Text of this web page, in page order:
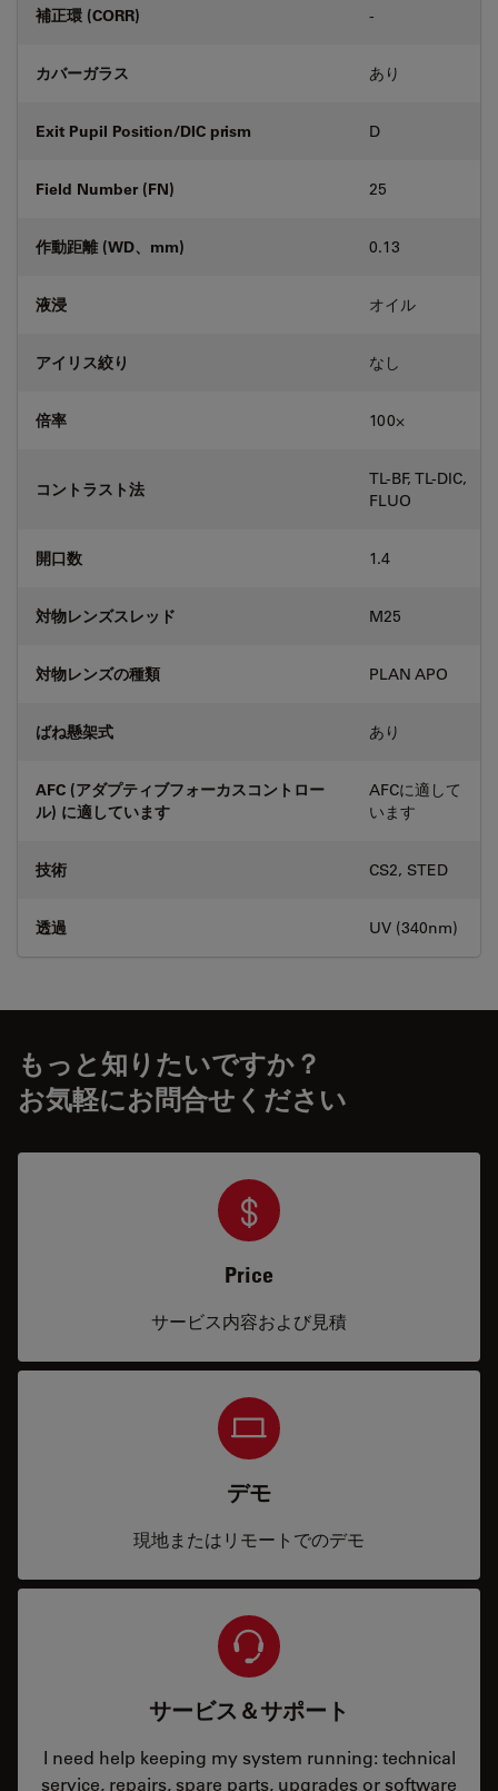
補正環 (CORR) -
カバーガラス あり
Exit Pupil Position/DIC prism D
Field Number (FN) 25
作動距離 (WD、mm) 0.13
液浸 オイル
アイリス絞り なし
倍率 100⨉
コントラスト法
TL-BF, TL-DIC,
FLUO
開口数 1.4
対物レンズスレッド M25
対物レンズの種類 PLAN APO
ばね懸架式 あり
AFC (アダプティブフォーカスコントロー
ル) に適しています
AFCに適して
います
技術 CS2, STED
透過 UV (340nm)
もっと知りたいですか？
お気軽にお問合せください
Price
サービス内容および見積
デモ
現地またはリモートでのデモ
サービス＆サポート
I need help keeping my system running: technical
service, repairs, spare parts, upgrades or software